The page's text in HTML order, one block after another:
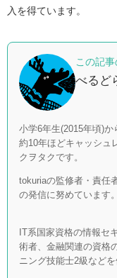
入を得ています。
この記
べるど
小学6年生(2015年頃)か
約10年ほどキャッシュ
クヲタクです。
tokuriaの監修者・責任
の発信に努めています。
IT系国家資格の情報セ
術者、金融関連の資格
ニング技能士2級などを